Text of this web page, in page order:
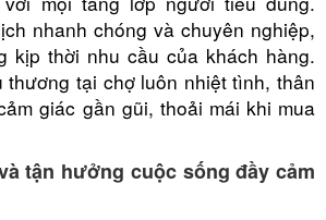
nhanh chóng và chuyên nghiệp,
kịp thời nhu cầu của khách hàng.
thương tại chợ luôn nhiệt tình, thân
giác gần gũi, thoải mái khi mua
tận hưởng cuộc sống đầy cảm